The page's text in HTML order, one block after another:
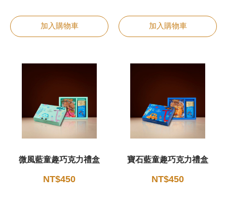
加入購物車 加入購物車
微風藍童趣巧克力禮盒
NT$450
寶石藍童趣巧克力禮盒
NT$450